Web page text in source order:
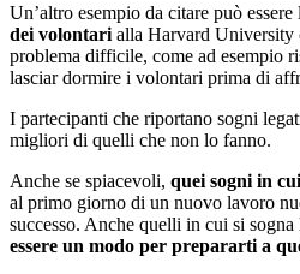
Un’altro esempio da citare può essere
dei volontari alla Harvard University
problema difficile, come ad esempio
lasciar dormire i volontari prima di
I partecipanti che riportano sogni
migliori di quelli che non lo fanno.
Anche se spiacevoli, quei sogni in
al primo giorno di un nuovo lavoro
successo. Anche quelli in cui si
essere un modo per prepararti a